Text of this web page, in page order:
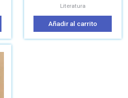
Literatura
Añadir al carrito